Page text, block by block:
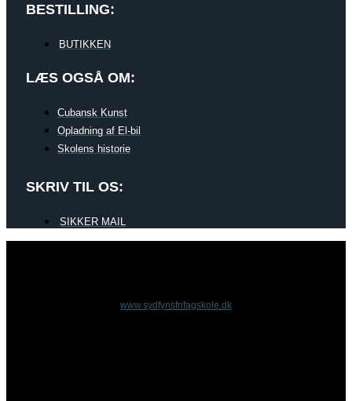
BESTILLING:
BUTIKKEN
LÆS OGSÅ OM:
Cubansk Kunst
Opladning af El-bil
Skolens historie
SKRIV TIL OS:
SIKKER MAIL
www.sydfynsfrifagskole.dk